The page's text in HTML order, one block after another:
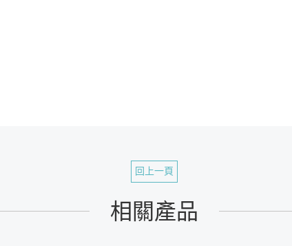
回上一頁
相關產品